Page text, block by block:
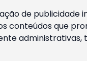
de
conteúdos que